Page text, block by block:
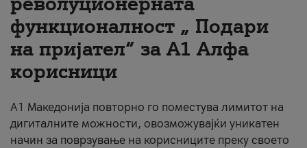
За нас
#ПодобарОнлајн
функционалност „ Подари
на пријател“ за А1 Алфа
корисници
А1 Македонија повторно го поместува лимитот на
дигиталните можности, овозможувајќи уникатен
начин за поврзување на корисниците преку своето